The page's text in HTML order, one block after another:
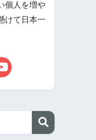
個人を増や
けて日本一